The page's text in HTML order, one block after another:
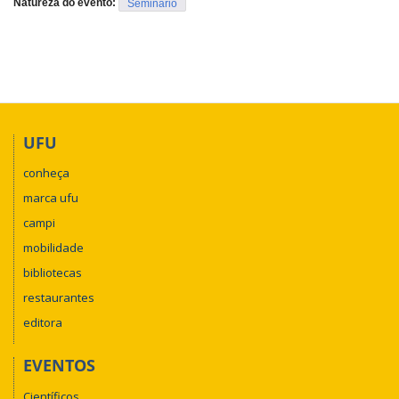
9T61VEwbhMRw) - ou via Conferência RNP
Natureza do evento: Seminário
UFU
conheça
marca ufu
campi
mobilidade
bibliotecas
restaurantes
editora
EVENTOS